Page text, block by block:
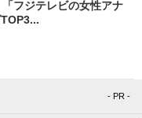
「フジテレビの女性アナ
- PR -